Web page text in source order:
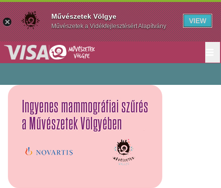
Művészetek Völgye
Művészetek a Vidékfejlesztésért Alapítvány
VIEW